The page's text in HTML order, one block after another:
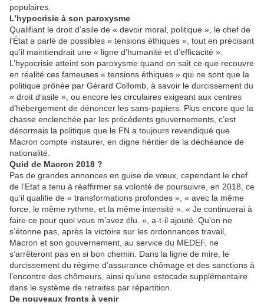
populaires.
L’hypocrisie à son paroxysme
Qualifiant le droit d’asile de « devoir moral, politique », le chef de
l’État a parlé de possibles « tensions éthiques », tout en précisant
qu’il maintiendrait une « ligne d’humanité et d’efficacité ».
L’hypocrisie atteint son paroxysme quand on sait ce que recouvre
en réalité ces fameuses « tensions éthiques » qui ne sont que la
politique prônée par Gérard Collomb, à savoir le durcissement du
« droit d’asile », ou encore les circulaires exigeant aux centres
d’hébergement de dénoncer les sans-papiers. Plus encore que la
chasse enclenchée par les précédents gouvernements, c’est
désormais la politique que le FN a toujours revendiqué que
Macron compte instaurer, en digne héritier de la déchéance de
nationalité.
Quid de Macron 2018 ?
Pas de grandes annonces en guise de vœux, cependant le chef
de l’Etat a tenu à réaffirmer sa volonté de poursuivre, en 2018, ce
qu’il qualifie de « transformations profondes », « avec la même
force, le même rythme, et la même intensité ». « Je continuerai à
faire ce pour quoi vous m’avez élu. », a-t-il ajouté. Qu’on ne
s’étonne pas, après la victoire sur les ordonnances travail,
Macron et son gouvernement, au service du MEDEF, ne
s’arrêteront pas en si bon chemin. Dans la ligne de mire, le
durcissement du régime d’assurance chômage et des sanctions à
l’encontre des chômeurs, ainsi qu’une estocade supplémentaire
dans le système de retraites par répartition.
De nouveaux fronts à venir